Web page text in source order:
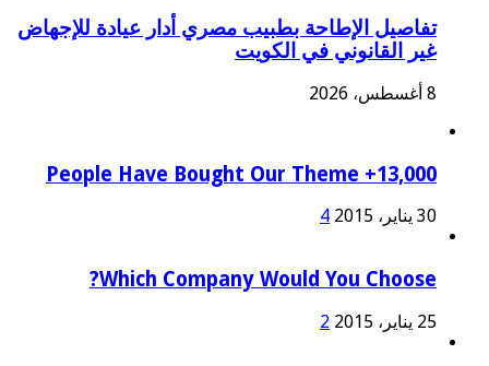
تفاصيل الإطاحة بطبيب مصري أدار عيادة للإجهاض
غير القانوني في الكويت
8 أغسطس، 2026
13,000+ People Have Bought Our Theme
30 يناير، 2015 4
Which Company Would You Choose?
25 يناير، 2015 2